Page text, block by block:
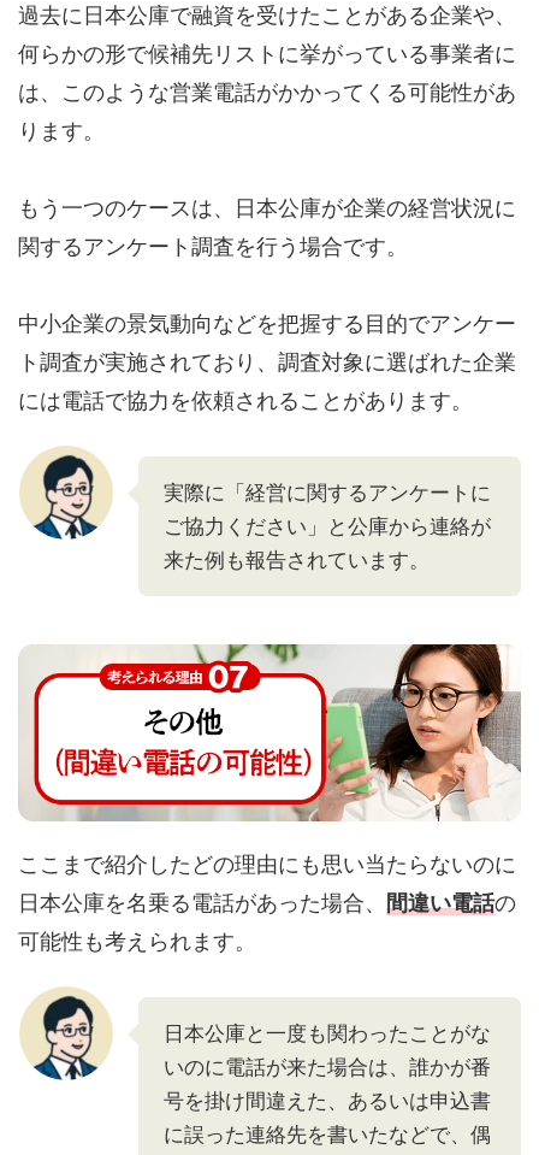
過去に日本公庫で融資を受けたことがある企業や、
何らかの形で候補先リストに挙がっている事業者に
は、このような営業電話がかかってくる可能性があ
ります。
もう一つのケースは、日本公庫が企業の経営状況に
関するアンケート調査を行う場合です。
中小企業の景気動向などを把握する目的でアンケー
ト調査が実施されており、調査対象に選ばれた企業
には電話で協力を依頼されることがあります。
実際に「経営に関するアンケートに
ご協力ください」と公庫から連絡が
来た例も報告されています。
ここまで紹介したどの理由にも思い当たらないのに
日本公庫を名乗る電話があった場合、 間違い電話の
可能性も考えられます。
日本公庫と一度も関わったことがな
いのに電話が来た場合は、誰かが番
号を掛け間違えた、あるいは申込書
に誤った連絡先を書いたなどで、偶